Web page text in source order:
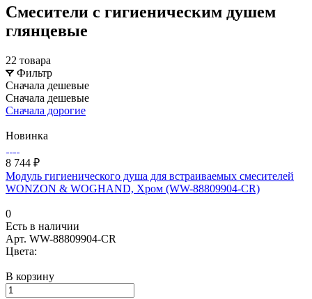
Смесители с гигиеническим душем
глянцевые
22 товара
Фильтр
Сначала дешевые
Сначала дешевые
Сначала дорогие
Новинка
8 744 ₽
Модуль гигиенического душа для встраиваемых смесителей
WONZON & WOGHAND, Хром (WW-88809904-CR)
0
Есть в наличии
Арт. WW-88809904-CR
Цвета:
В корзину